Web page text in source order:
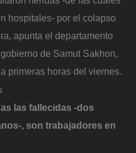
hospitales- por el colapso
apunta el departamento
de Samut Sakhon,
primeras horas del viernes.
las fallecidas -dos
, son trabajadores en